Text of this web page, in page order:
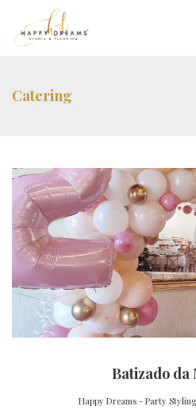
Catering
Batizado da
by
Happy Dreams - Party Styling